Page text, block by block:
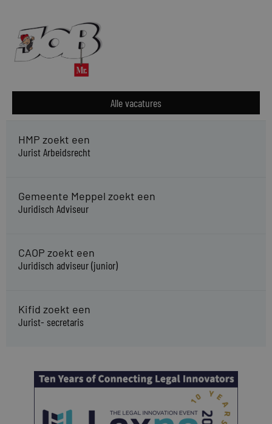
Alle vacatures
HMP zoekt een
Jurist Arbeidsrecht
Gemeente Meppel zoekt een
Juridisch Adviseur
CAOP zoekt een
Juridisch adviseur (junior)
Kifid zoekt een
Jurist- secretaris